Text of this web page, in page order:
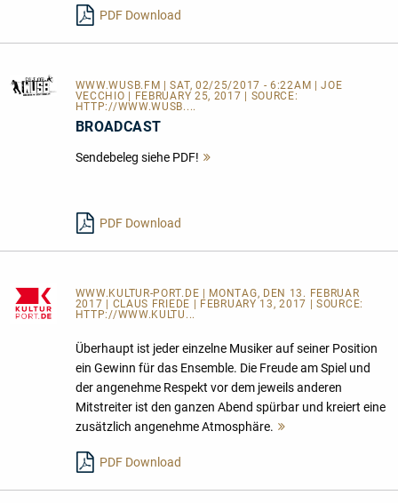
PDF Download
WWW.WUSB.FM
| SAT, 02/25/2017 - 6:22AM | JOE
VECCHIO | FEBRUARY 25, 2017 | SOURCE:
HTTP://WWW.WUSB....
BROADCAST
Sendebeleg siehe PDF!
PDF Download
WWW.KULTUR-PORT.DE
| MONTAG, DEN 13. FEBRUAR
2017 | CLAUS FRIEDE | FEBRUARY 13, 2017 | SOURCE:
HTTP://WWW.KULTU...
Überhaupt ist jeder einzelne Musiker auf seiner Position
ein Gewinn für das Ensemble. Die Freude am Spiel und
der angenehme Respekt vor dem jeweils anderen
Mitstreiter ist den ganzen Abend spürbar und kreiert eine
zusätzlich angenehme Atmosphäre.
PDF Download